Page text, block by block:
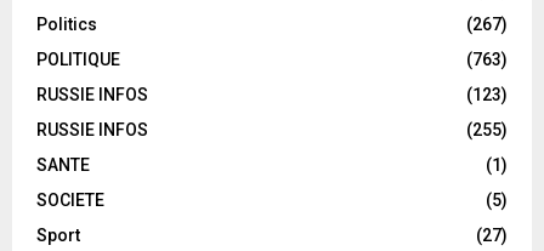
Politics
(267)
POLITIQUE
(763)
RUSSIE INFOS
(123)
RUSSIE INFOS
(255)
SANTE
(1)
SOCIETE
(5)
Sport
(27)